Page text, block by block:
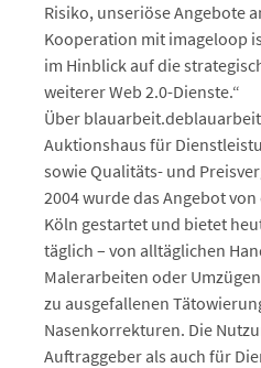
Risiko, unseriöse Angebote
Kooperation mit imageloop
im Hinblick auf die
weiterer Web 2.0-Dienste.“
Über
Auktionshaus für
sowie Qualitäts- und
2004 wurde das Angebot
Köln gestartet und bietet
täglich – von alltäglichen
Malerarbeiten oder
zu ausgefallenen
Nasenkorrekturen. Die
Auftraggeber als auch für